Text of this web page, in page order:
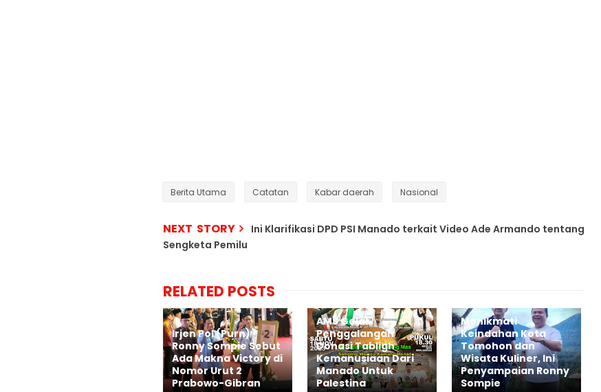
Berita Utama Catatan Kabar daerah Nasional
NEXT STORY
Ini Klarifikasi DPD PSI Manado terkait Video Ade Armando tentang
Sengketa Pemilu
RELATED POSTS
Irjen Pol (Purn)
Ronny Sompie Sebut
Ada Makna Victory di
Nomor Urut 2
Prabowo-Gibran
AMS Gelar
Penggalangan
Donasi Tabligh
Kemanusiaan Dari
Manado Untuk
Palestina
Menikmati
Keindahan Kota
Tomohon dan
Wisata Kuliner, Ini
Penyampaian Ronny
Sompie